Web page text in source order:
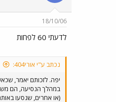
18/10/06
לדעתי 60 לפחות
נכתב ע"י אורי404:
יפה. לזכותם יאמר,
במהלך הנסיעה, הם
(או אחרים, שנסעו